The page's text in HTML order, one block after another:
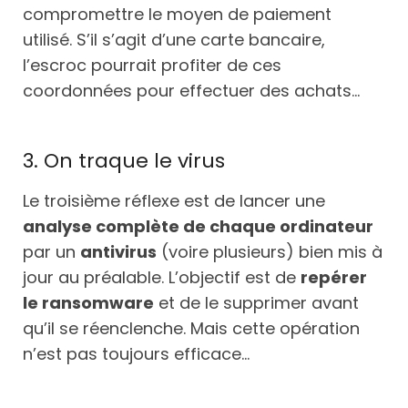
compromettre le moyen de paiement
utilisé. S’il s’agit d’une carte bancaire,
l’escroc pourrait profiter de ces
coordonnées pour effectuer des achats…
3. On traque le virus
Le troisième réflexe est de lancer une
analyse complète de chaque ordinateur
par un antivirus (voire plusieurs) bien mis à
jour au préalable. L’objectif est de repérer
le ransomware et de le supprimer avant
qu’il se réenclenche. Mais cette opération
n’est pas toujours efficace...